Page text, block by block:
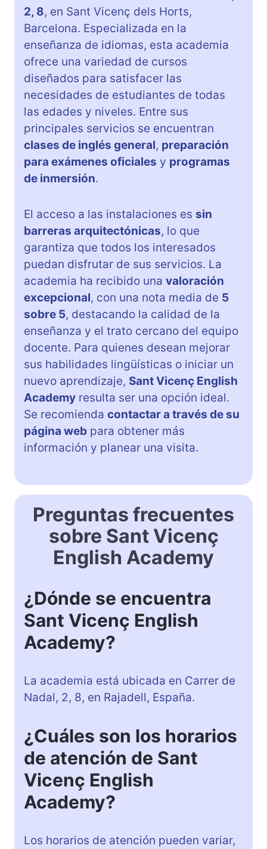
2, 8, en Sant Vicenç dels Horts,
Barcelona. Especializada en la
enseñanza de idiomas, esta academia
ofrece una variedad de cursos
diseñados para satisfacer las
necesidades de estudiantes de todas
las edades y niveles. Entre sus
principales servicios se encuentran
clases de inglés general, preparación
para exámenes oficiales y programas
de inmersión.
El acceso a las instalaciones es sin
barreras arquitectónicas, lo que
garantiza que todos los interesados
puedan disfrutar de sus servicios. La
academia ha recibido una valoración
excepcional, con una nota media de 5
sobre 5, destacando la calidad de la
enseñanza y el trato cercano del equipo
docente. Para quienes desean mejorar
sus habilidades lingüísticas o iniciar un
nuevo aprendizaje, Sant Vicenç English
Academy resulta ser una opción ideal.
Se recomienda contactar a través de su
página web para obtener más
información y planear una visita.
Preguntas frecuentes
sobre Sant Vicenç
English Academy
¿Dónde se encuentra
Sant Vicenç English
Academy?
La academia está ubicada en Carrer de
Nadal, 2, 8, en Rajadell, España.
¿Cuáles son los horarios
de atención de Sant
Vicenç English
Academy?
Los horarios de atención pueden variar,